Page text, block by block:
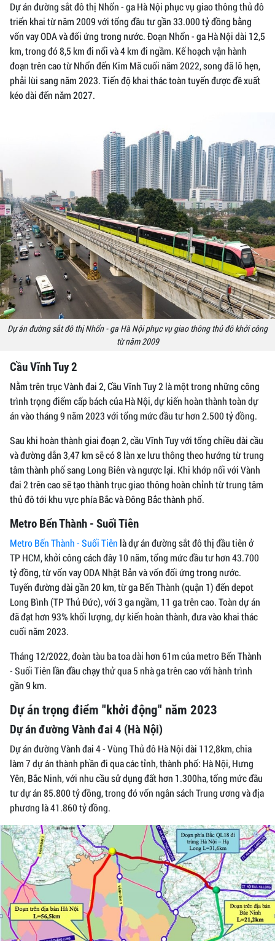
Dự án đường sắt đô thị Nhổn - ga Hà Nội phục vụ giao thông thủ đô
triển khai từ năm 2009 với tổng đầu tư gần 33.000 tỷ đồng bằng
vốn vay ODA và đối ứng trong nước. Đoạn Nhổn - ga Hà Nội dài 12,5
km, trong đó 8,5 km đi nổi và 4 km đi ngầm. Kế hoạch vận hành
đoạn trên cao từ Nhổn đến Kim Mã cuối năm 2022, song đã lỡ hẹn,
phải lùi sang năm 2023. Tiến độ khai thác toàn tuyến được đề xuất
kéo dài đến năm 2027.
Dự án đường sắt đô thị Nhổn - ga Hà Nội phục vụ giao thông thủ đô khởi công
từ năm 2009
Cầu Vĩnh Tuy 2
Nằm trên trục Vành đai 2, Cầu Vĩnh Tuy 2 là một trong những công
trình trọng điểm cấp bách của Hà Nội, dự kiến hoàn thành toàn dự
án vào tháng 9 năm 2023 với tổng mức đầu tư hơn 2.500 tỷ đồng.
Sau khi hoàn thành giai đoạn 2, cầu Vĩnh Tuy với tổng chiều dài cầu
và đường dẫn 3,47 km sẽ có 8 làn xe lưu thông theo hướng từ trung
tâm thành phố sang Long Biên và ngược lại. Khi khớp nối với Vành
đai 2 trên cao sẽ tạo thành trục giao thông hoàn chỉnh từ trung tâm
thủ đô tới khu vực phía Bắc và Đông Bắc thành phố.
Metro Bến Thành - Suối Tiên
Metro Bến Thành - Suối Tiên là dự án đường sắt đô thị đầu tiên ở
TP HCM, khởi công cách đây 10 năm, tổng mức đầu tư hơn 43.700
tỷ đồng, từ vốn vay ODA Nhật Bản và vốn đối ứng trong nước.
Tuyến đường dài gần 20 km, từ ga Bến Thành (quận 1) đến depot
Long Bình (TP Thủ Đức), với 3 ga ngầm, 11 ga trên cao. Toàn dự án
đã đạt hơn 93% khối lượng, dự kiến hoàn thành, đưa vào khai thác
cuối năm 2023.
Tháng 12/2022, đoàn tàu ba toa dài hơn 61m của metro Bến Thành
- Suối Tiên lần đầu chạy thử qua 5 nhà ga trên cao với hành trình
gần 9 km.
Dự án trọng điểm "khởi động" năm 2023
Dự án đường Vành đai 4 (Hà Nội)
Dự án đường Vành đai 4 - Vùng Thủ đô Hà Nội dài 112,8km, chia
làm 7 dự án thành phần đi qua các tỉnh, thành phố: Hà Nội, Hưng
Yên, Bắc Ninh, với nhu cầu sử dụng đất hơn 1.300ha, tổng mức đầu
tư dự án 85.800 tỷ đồng, trong đó vốn ngân sách Trung ương và địa
phương là 41.860 tỷ đồng.